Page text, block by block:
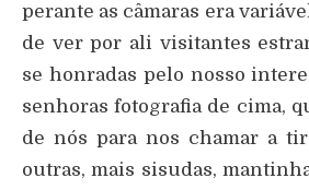
perante as câmaras era
de ver por ali visitantes
se honradas pelo nosso
senhoras fotografia de cima,
de nós para nos chamar a
outras, mais sisudas,